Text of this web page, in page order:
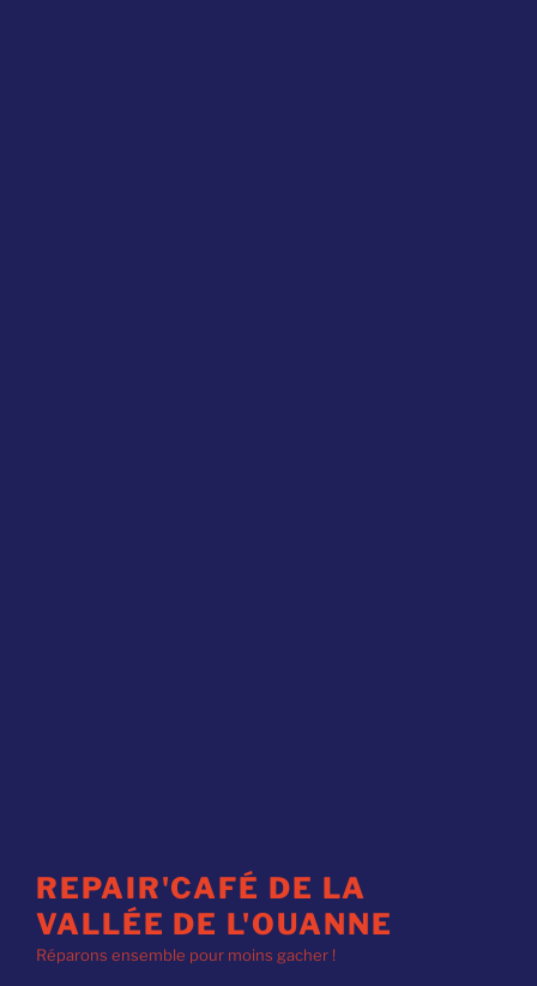
REPAIR'CAFÉ DE LA
VALLÉE DE L'OUANNE
Réparons ensemble pour moins gacher !